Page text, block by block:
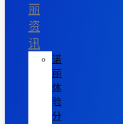
丽
资
讯
诺
丽
体
验
分